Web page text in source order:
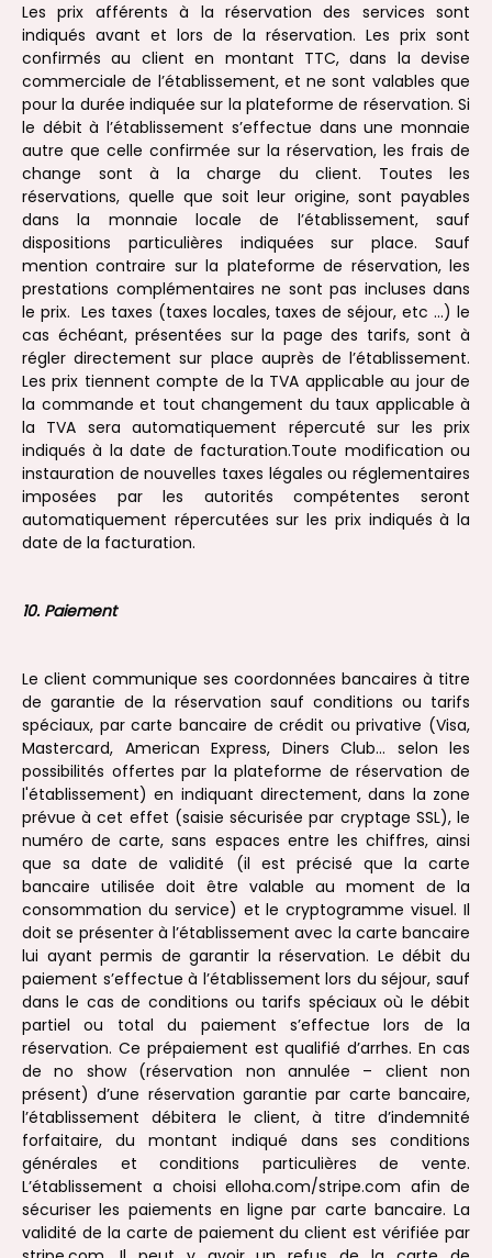
Les prix afférents à la réservation des services sont
indiqués avant et lors de la réservation. Les prix sont
confirmés au client en montant TTC, dans la devise
commerciale de l’établissement, et ne sont valables que
pour la durée indiquée sur la plateforme de réservation. Si
le débit à l’établissement s’effectue dans une monnaie
autre que celle confirmée sur la réservation, les frais de
change sont à la charge du client. Toutes les
réservations, quelle que soit leur origine, sont payables
dans la monnaie locale de l’établissement, sauf
dispositions particulières indiquées sur place. Sauf
mention contraire sur la plateforme de réservation, les
prestations complémentaires ne sont pas incluses dans
le prix. Les taxes (taxes locales, taxes de séjour, etc …) le
cas échéant, présentées sur la page des tarifs, sont à
régler directement sur place auprès de l’établissement.
Les prix tiennent compte de la TVA applicable au jour de
la commande et tout changement du taux applicable à
la TVA sera automatiquement répercuté sur les prix
indiqués à la date de facturation.Toute modification ou
instauration de nouvelles taxes légales ou réglementaires
imposées par les autorités compétentes seront
automatiquement répercutées sur les prix indiqués à la
date de la facturation.
10. Paiement
Le client communique ses coordonnées bancaires à titre
de garantie de la réservation sauf conditions ou tarifs
spéciaux, par carte bancaire de crédit ou privative (Visa,
Mastercard, American Express, Diners Club… selon les
possibilités offertes par la plateforme de réservation de
l'établissement) en indiquant directement, dans la zone
prévue à cet effet (saisie sécurisée par cryptage SSL), le
numéro de carte, sans espaces entre les chiffres, ainsi
que sa date de validité (il est précisé que la carte
bancaire utilisée doit être valable au moment de la
consommation du service) et le cryptogramme visuel. Il
doit se présenter à l’établissement avec la carte bancaire
lui ayant permis de garantir la réservation. Le débit du
paiement s’effectue à l’établissement lors du séjour, sauf
dans le cas de conditions ou tarifs spéciaux où le débit
partiel ou total du paiement s’effectue lors de la
réservation. Ce prépaiement est qualifié d’arrhes. En cas
de no show (réservation non annulée – client non
présent) d’une réservation garantie par carte bancaire,
l’établissement débitera le client, à titre d’indemnité
forfaitaire, du montant indiqué dans ses conditions
générales et conditions particulières de vente.
L’établissement a choisi elloha.com/stripe.com afin de
sécuriser les paiements en ligne par carte bancaire. La
validité de la carte de paiement du client est vérifiée par